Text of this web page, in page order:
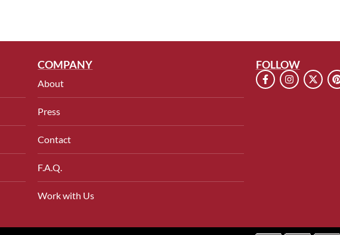
COMPANY
About
Press
Contact
F.A.Q.
Work with Us
FOLLOW